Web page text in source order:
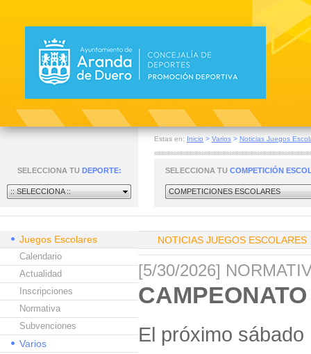
Estas en: Inicio > Varios > Noticias Juegos
SELECCIONA TU DEPORTE:
:: SELECCIONA ::
SELECCIONA TU COMPETICIÓN
COMPETICIONES ESCOLARES
Juegos Escolares
Calendario
Actualidad
Inscripciones
Normativa
Subvenciones
Varios
NOTICIAS JUEGOS ESCOLARES
[5/30/2026]
El próximo